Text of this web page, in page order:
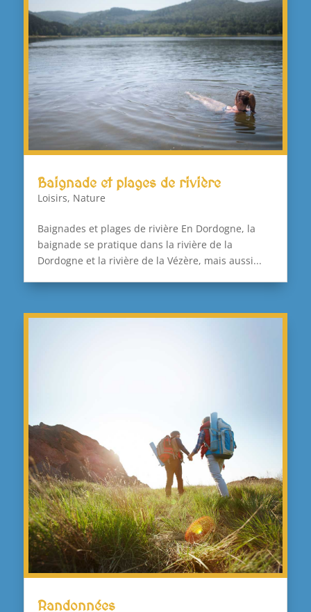
Baignade et plages de rivière
Loisirs, Nature
Baignades et plages de rivière En Dordogne, la
baignade se pratique dans la rivière de la
Dordogne et la rivière de la Vézère, mais aussi...
Randonnées